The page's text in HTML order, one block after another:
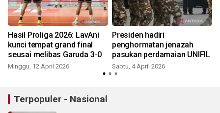
Hasil Proliga 2026: LavAni
kunci tempat grand final
seusai melibas Garuda 3-0
Minggu, 12 April 2026
Presiden hadiri
penghormatan jenazah
pasukan perdamaian UNIFIL
Sabtu, 4 April 2026
Terpopuler - Nasional